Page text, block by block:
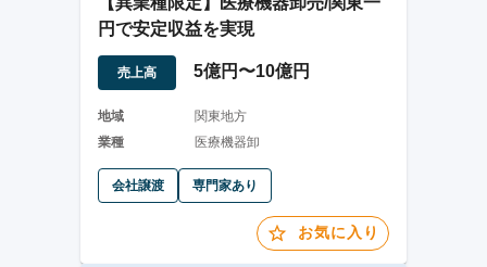
円で安定収益を実現
売上高 5億円〜10億円
地域
関東地方
業種
医療機器卸
会社譲渡 専門家あり
お気に入り